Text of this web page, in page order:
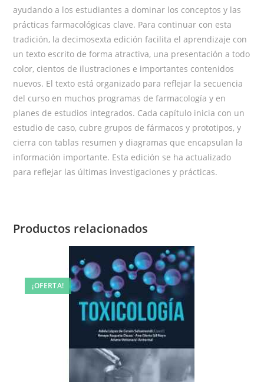
ayudando a los estudiantes a dominar los conceptos y las
prácticas farmacológicas clave. Para continuar con esta
tradición, la decimosexta edición facilita el aprendizaje con
un texto escrito de forma atractiva, una presentación a todo
color, cientos de ilustraciones e importantes contenidos
nuevos. El texto está organizado para reflejar la secuencia
del curso en muchos programas de farmacología y en
planes de estudios integrados. Cada capítulo inicia con un
estudio de caso, cubre grupos de fármacos y prototipos, y
cierra con tablas resumen y diagramas que encapsulan la
información importante. Esta edición se ha actualizado
para reflejar las últimas investigaciones y prácticas.
Productos relacionados
¡OFERTA!